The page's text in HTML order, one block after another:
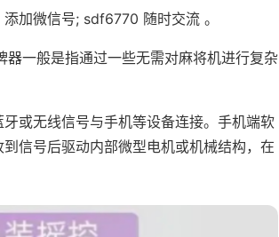
加微信号; sdf6770 随时交流 。
一般是指通过一些无需对麻将机进行复杂
或无线信号与手机等设备连接。手机端软
信号后驱动内部微型电机或机械结构，在